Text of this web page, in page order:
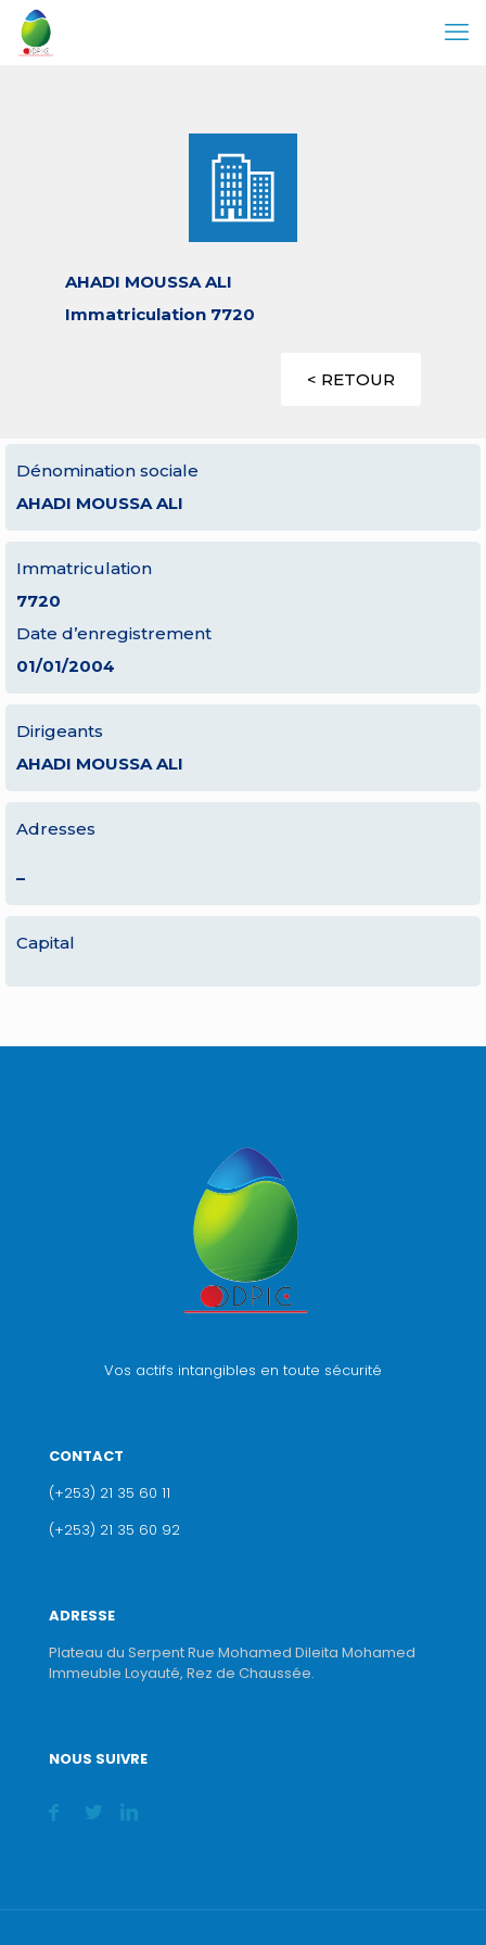
AHADI MOUSSA ALI
Immatriculation 7720
< RETOUR
Dénomination sociale
AHADI MOUSSA ALI
Immatriculation
7720
Date d’enregistrement
01/01/2004
Dirigeants
AHADI MOUSSA ALI
Adresses
–
Capital
Vos actifs intangibles en toute sécurité
CONTACT
(+253) 21 35 60 11
(+253) 21 35 60 92
ADRESSE
Plateau du Serpent Rue Mohamed Dileita Mohamed
Immeuble Loyauté, Rez de Chaussée.
NOUS SUIVRE